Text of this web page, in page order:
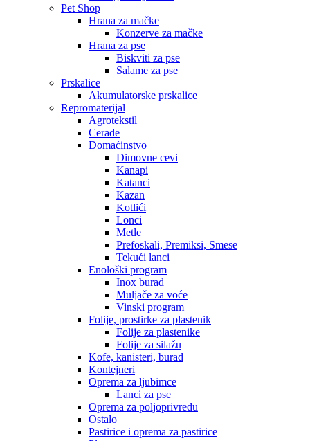
Pet Shop
Hrana za mačke
Konzerve za mačke
Hrana za pse
Biskviti za pse
Salame za pse
Prskalice
Akumulatorske prskalice
Repromaterijal
Agrotekstil
Cerade
Domaćinstvo
Dimovne cevi
Kanapi
Katanci
Kazan
Kotlići
Lonci
Metle
Prefoskali, Premiksi, Smese
Tekući lanci
Enološki program
Inox burad
Muljače za voće
Vinski program
Folije, prostirke za plastenik
Folije za plastenike
Folije za silažu
Kofe, kanisteri, burad
Kontejneri
Oprema za ljubimce
Lanci za pse
Oprema za poljoprivredu
Ostalo
Pastirice i oprema za pastirice